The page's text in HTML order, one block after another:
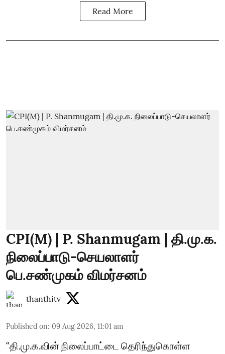
Read More
CPI(M) | P. Shanmugam | தி.மு.க.
நிலைப்பாடு-செயலாளர்
பெ.சண்முகம் விமர்சனம்
thanthitv
Published on: 09 Aug 2026, 11:01 am
“தி.மு.க.வின் நிலைப்பாட்டை தெரிந்துகொள்ள